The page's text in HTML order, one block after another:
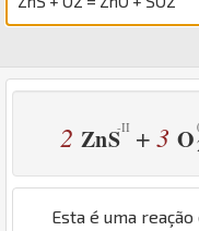
2 ZnS +3 O
Esta é uma reação